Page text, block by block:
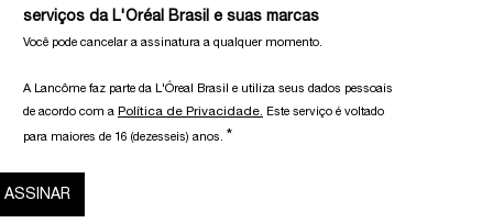
serviços da L'Oréal Brasil e suas marcas
Você pode cancelar a assinatura a qualquer momento.​
A Lancôme faz parte da L'Óreal Brasil e utiliza seus dados pessoais
de acordo com a Política de Privacidade. Este serviço é voltado
para maiores de 16 (dezesseis) anos. *
ASSINAR